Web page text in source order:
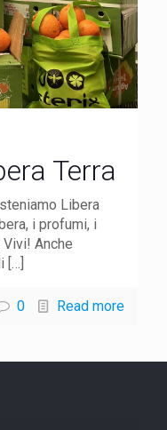
Terra
Libera
i profumi, i
Anche
[…]
0 Read more